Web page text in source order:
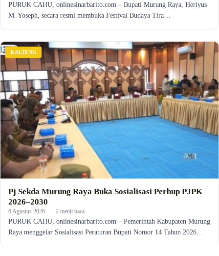
PURUK CAHU, onlinesinarbarito.com – Bupati Murung Raya, Heriyus
M. Yoseph, secara resmi membuka Festival Budaya Tira…
KALTENG
Pj Sekda Murung Raya Buka Sosialisasi Perbup PJPK
2026–2030
6 Agustus 2026 · 2 menit baca
PURUK CAHU, onlinesinarbarito.com – Pemerintah Kabupaten Murung
Raya menggelar Sosialisasi Peraturan Bupati Nomor 14 Tahun 2026…